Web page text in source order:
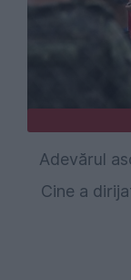
Adevărul
Cine a